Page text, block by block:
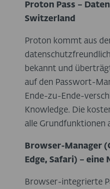
Proton Pass –
Switzerland
Proton kommt aus
bekannt und
auf den Passwort-
Ende-zu-Ende-
Knowledge. Die
alle Grundfunktionen
Browser-Manager
Edge, Safari) – eine
Browser-integrierte